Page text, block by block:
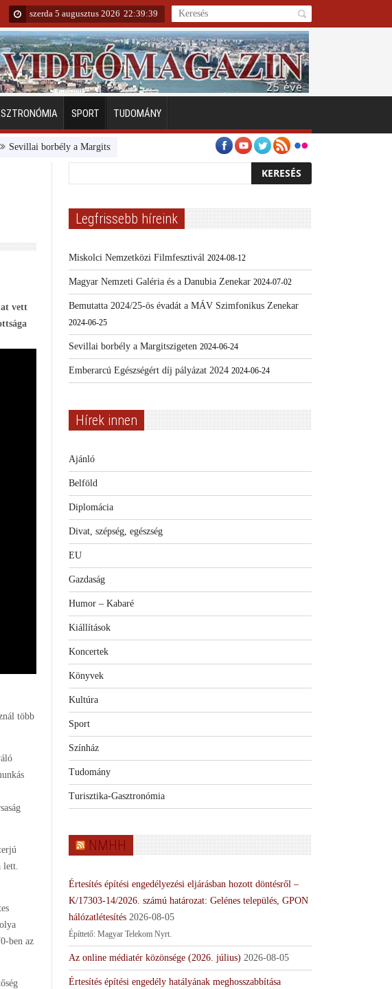
szerda 5 augusztus 2026 22:39:40
SPORT TUDOMÁNY
borbély a Margitszigeten Emberarcú Egészségért díj pályázat 2024
vett
több
lett.
ben az
Legfrissebb híreink
Miskolci Nemzetközi Filmfesztivál 2024-08-12
Magyar Nemzeti Galéria és a Danubia Zenekar 2024-07-02
Bemutatta 2024/25-ös évadát a MÁV Szimfonikus Zenekar
2024-06-25
Sevillai borbély a Margitszigeten 2024-06-24
Emberarcú Egészségért díj pályázat 2024 2024-06-24
Hírek innen
Ajánló
Belföld
Diplomácia
Divat, szépség, egészség
EU
Gazdaság
Humor – Kabaré
Kiállítások
Koncertek
Könyvek
Kultúra
Sport
Színház
Tudomány
Turisztika-Gasztronómia
NMHH
Értesítés építési engedélyezési eljárásban hozott döntésről –
K/17303-14/2026. számú határozat: Gelénes település, GPON
hálózatlétesítés 2026-08-05
Építtető: Magyar Telekom Nyrt.
Az online médiatér közönsége (2026. július) 2026-08-05
Értesítés építési engedély hatályának meghosszabbítása